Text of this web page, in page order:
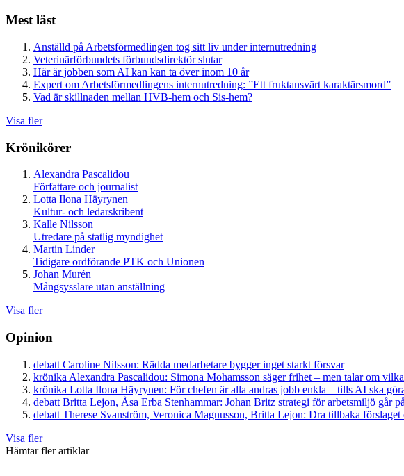
Mest läst
Anställd på Arbetsförmedlingen tog sitt liv under internutredning
Veterinärförbundets förbundsdirektör slutar
Här är jobben som AI kan kan ta över inom 10 år
Expert om Arbetsförmedlingens internutredning: ”Ett fruktansvärt karaktärsmord”
Vad är skillnaden mellan HVB-hem och Sis-hem?
Visa fler
Krönikörer
Alexandra Pascalidou
Författare och journalist
Lotta Ilona Häyrynen
Kultur- och ledarskribent
Kalle Nilsson
Utredare på statlig myndighet
Martin Linder
Tidigare ordförande PTK och Unionen
Johan Murén
Mångsysslare utan anställning
Visa fler
Opinion
debatt Caroline Nilsson: Rädda medarbetare bygger inget starkt försvar
krönika Alexandra Pascalidou: Simona Mohamsson säger frihet – men talar om
krönika Lotta Ilona Häyrynen: För chefen är alla andras jobb enkla – tills AI ska
debatt Britta Lejon, Åsa Erba Stenhammar: Johan Britz strategi för arbetsmiljö går
debatt Therese Svanström, Veronica Magnusson, Britta Lejon: Dra tillbaka förslaget
Visa fler
Hämtar fler artiklar